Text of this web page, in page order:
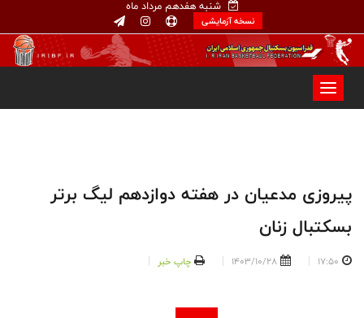
شنبه هفدهم مرداد ماه
نسخه آزمایشی
پیروزی مدعیان در هفته دوازدهم لیگ برتر
بسکتبال زنان
17:50
1403/10/28 چاپ خبر